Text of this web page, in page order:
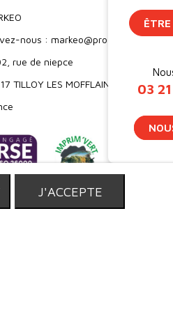
03
nous : markeo@proebo.fr
rue de niepce
TILLOY LES MOFFLAINES
J'ACCEPTE